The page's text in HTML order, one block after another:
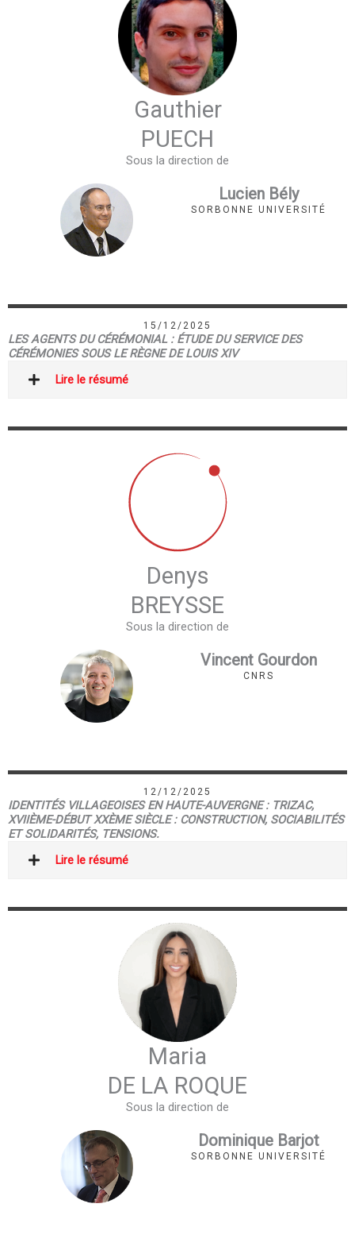
Gauthier
PUECH
Sous la direction de
Lucien Bély
SORBONNE UNIVERSITÉ
15/12/2025
LES AGENTS DU CÉRÉMONIAL : ÉTUDE DU SERVICE DES
CÉRÉMONIES SOUS LE RÈGNE DE LOUIS XIV
Lire le résumé
Denys
BREYSSE
Sous la direction de
Vincent Gourdon
CNRS
12/12/2025
IDENTITÉS VILLAGEOISES EN HAUTE-AUVERGNE : TRIZAC,
XVIIÈME-DÉBUT XXÈME SIÈCLE : CONSTRUCTION, SOCIABILITÉS
ET SOLIDARITÉS, TENSIONS.
Lire le résumé
Maria
DE LA ROQUE
Sous la direction de
Dominique Barjot
SORBONNE UNIVERSITÉ